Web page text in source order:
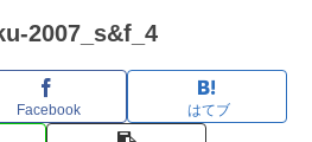
2007_s&f_4
Facebook はてブ